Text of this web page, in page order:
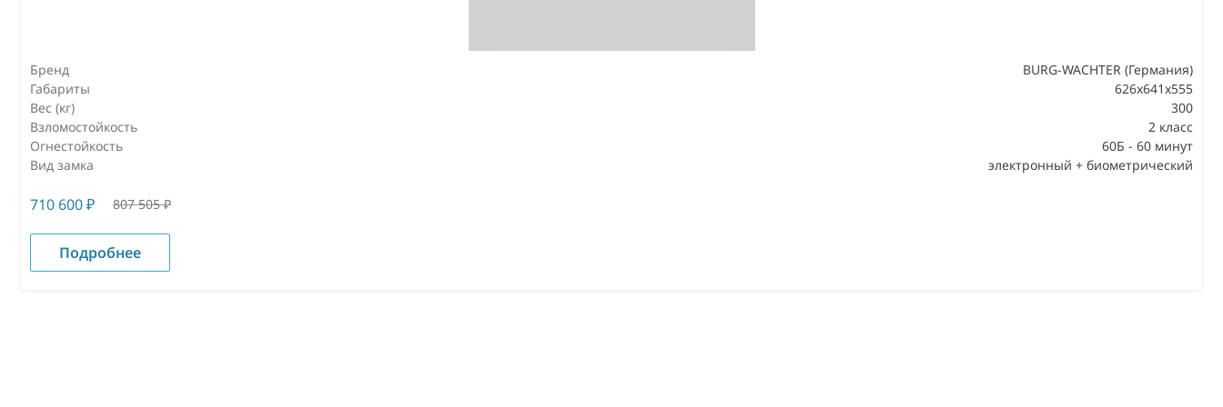
Бренд
BURG-WACHTER (Германия)
Габариты
626x641x555
Вес (кг)
300
Взломостойкость
2 класс
Огнестойкость
60Б - 60 минут
Вид замка
электронный + биометрический
710 600₽ 807 505₽
Подробнее